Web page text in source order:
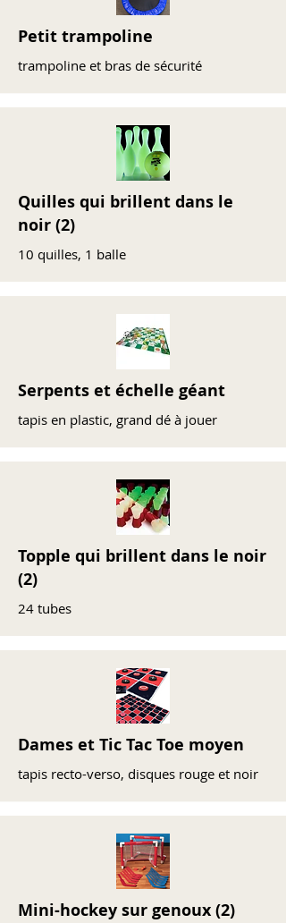
Petit trampoline
trampoline et bras de sécurité
Quilles qui brillent dans le
noir (2)
10 quilles, 1 balle
Serpents et échelle géant
tapis en plastic, grand dé à jouer
Topple qui brillent dans le noir
(2)
24 tubes
Dames et Tic Tac Toe moyen
tapis recto-verso, disques rouge et noir
Mini-hockey sur genoux (2)